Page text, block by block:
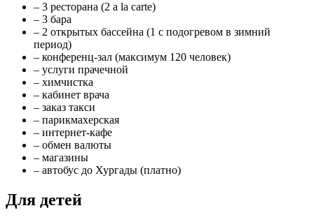
– 3 ресторана (2 a la carte)
– 3 бара
– 2 открытых бассейна (1 с подогревом в зимний
период)
– конференц-зал (максимум 120 человек)
– услуги прачечной
– химчистка
– кабинет врача
– заказ такси
– парикмахерская
– интернет-кафе
– обмен валюты
– магазины
– автобус до Хургады (платно)
Для детей